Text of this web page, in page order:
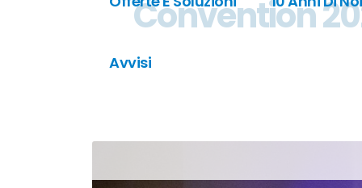
Avvisi
Convention